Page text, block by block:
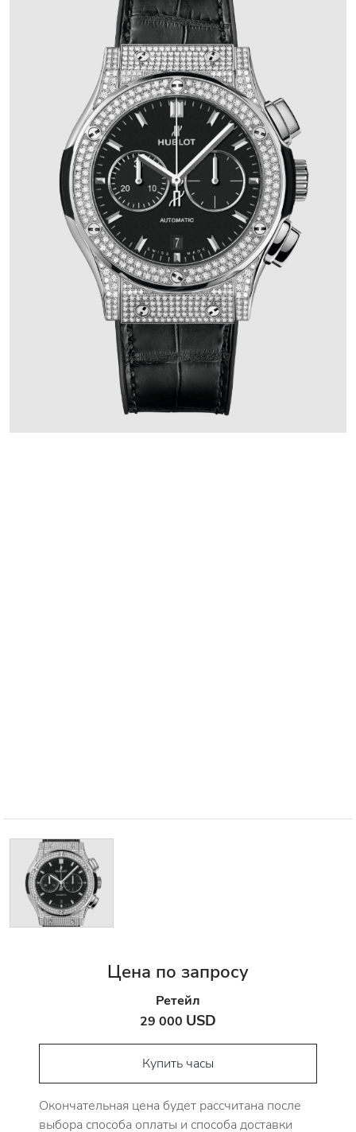
Цена по запросу
Ретейл
29 000 USD
Купить часы
Окончательная цена будет рассчитана после
выбора способа оплаты и способа доставки